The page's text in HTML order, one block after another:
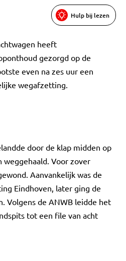
Hulp bij lezen
heeft
gezorgd op de
even na zes uur een
wegafzetting.
door de klap midden op
Voor zover
Aanvankelijk was de
Eindhoven, later ging de
Volgens de ANWB leidde het
tot een file van acht